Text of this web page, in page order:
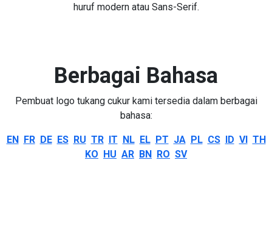
huruf modern atau Sans-Serif.
Berbagai Bahasa
Pembuat logo tukang cukur kami tersedia dalam berbagai
bahasa:
EN FR DE ES RU TR IT NL EL PT JA PL CS ID VI TH
KO HU AR BN RO SV